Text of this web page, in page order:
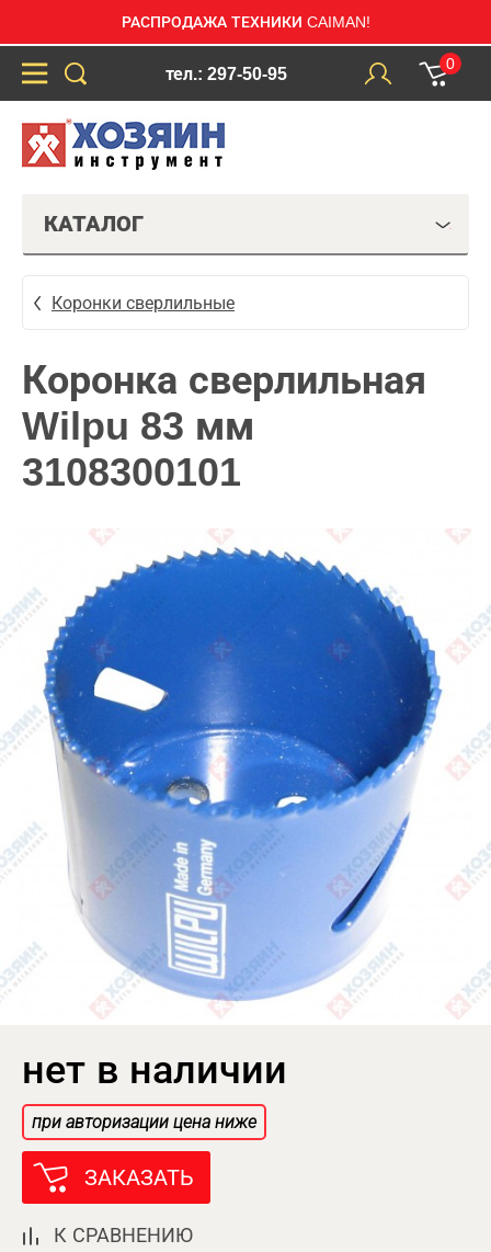
РАСПРОДАЖА ТЕХНИКИ CAIMAN!
тел.: 297-50-95
0
КАТАЛОГ
Коронки сверлильные
Коронка сверлильная
Wilpu 83 мм
3108300101
нет в наличии
при авторизации цена ниже
ЗАКАЗАТЬ
К СРАВНЕНИЮ